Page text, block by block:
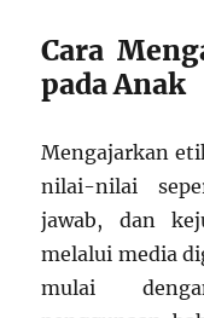
Cara
pada Anak
Mengajarkan
nilai-nilai
jawab, dan
melalui media
mulai